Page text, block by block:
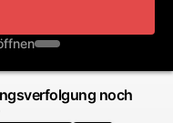
noch